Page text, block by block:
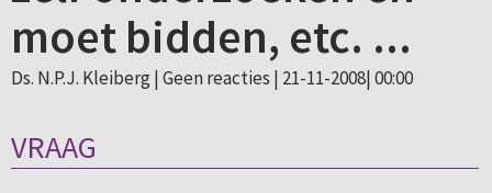
moet bidden, etc. ...
Ds. N.P.J. Kleiberg | Geen reacties | 21-11-2008| 00:00
VRAAG